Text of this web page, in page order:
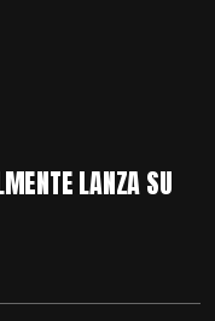
LANZA SU